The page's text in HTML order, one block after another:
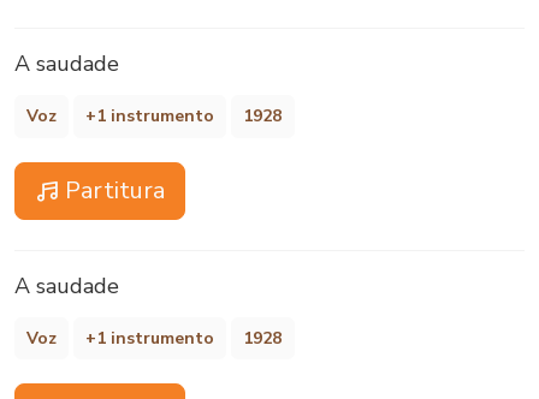
A saudade
Voz +1 instrumento 1928
Partitura
A saudade
Voz +1 instrumento 1928